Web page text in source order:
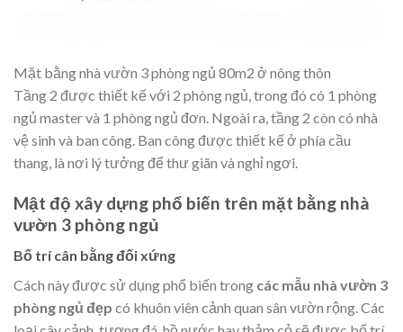
Mặt bằng nhà vườn 3 phòng ngủ 80m2 ở nông thôn
Tầng 2 được thiết kế với 2 phòng ngủ, trong đó có 1 phòng
ngủ master và 1 phòng ngủ đơn. Ngoài ra, tầng 2 còn có nhà
vệ sinh và ban công. Ban công được thiết kế ở phía cầu
thang, là nơi lý tưởng để thư giãn và nghỉ ngơi.
Mật độ xây dựng phổ biến trên mặt bằng nhà
vườn 3 phòng ngủ
Bố trí cân bằng đối xứng
Cách này được sử dụng phổ biến trong các mẫu nhà vườn 3
phòng ngủ đẹp có khuôn viên cảnh quan sân vườn rộng. Các